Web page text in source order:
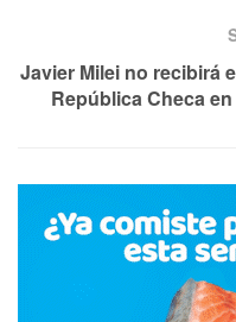
Javier Milei no recibirá
República Checa